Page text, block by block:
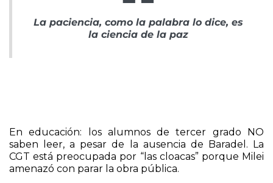
La paciencia, como la palabra lo dice, es
En educación: los alumnos de tercer grado NO
saben leer, a pesar de la ausencia de Baradel. La
CGT está preocupada por “las cloacas” porque Milei